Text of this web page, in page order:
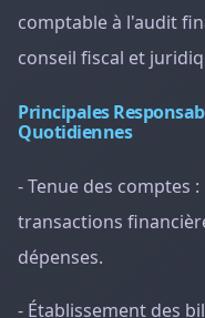
comptable à l'audit
conseil fiscal et
Principales
Quotidiennes
- Tenue des comptes
transactions
dépenses.
- Établissement des